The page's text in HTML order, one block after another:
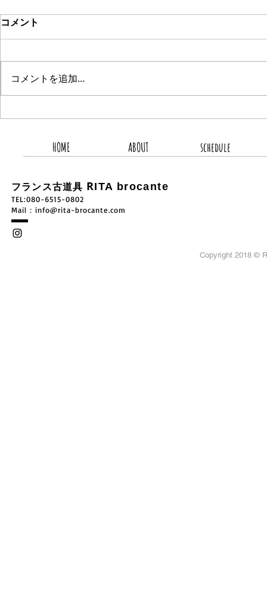
コメント
コメントを追加…
HOME ABOUT schedule
フランス古道具 RITA brocante
TEL:080-6515-0802
​Mail：info@rita-brocante.com
Copyright 2018 ©